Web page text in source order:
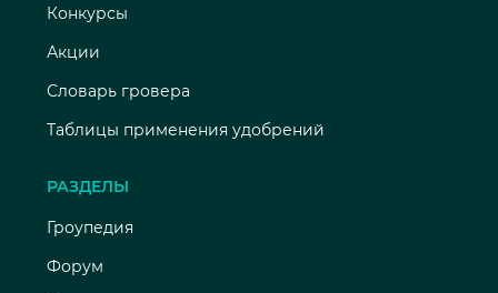
Конкурсы
Акции
Словарь гровера
Таблицы применения удобрений
РАЗДЕЛЫ
Гроупедия
Форум